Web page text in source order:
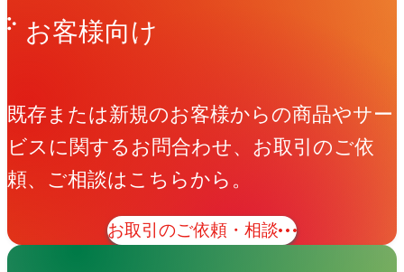
お客様向け
既存または新規のお客様からの商品やサー
ビスに関するお問合わせ、お取引のご依
頼、ご相談はこちらから。
お取引のご依頼・相談